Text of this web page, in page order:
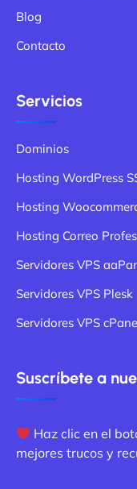
Blog
Contacto
Servicios
Dominios
Hosting WordPress
Hosting
Hosting Correo
Servidores VPS
Servidores VPS Plesk
Servidores VPS
Suscríbete a
Haz clic en el
mejores trucos y